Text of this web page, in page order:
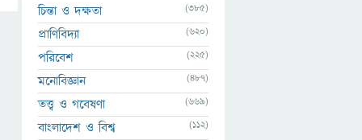
চিন্তা ও দক্ষতা (385)
প্রাণিবিদ্যা (620)
পরিবেশ (225)
মনোবিজ্ঞান (487)
তত্ত্ব ও গবেষণা (669)
বাংলাদেশ ও বিশ্ব (112)